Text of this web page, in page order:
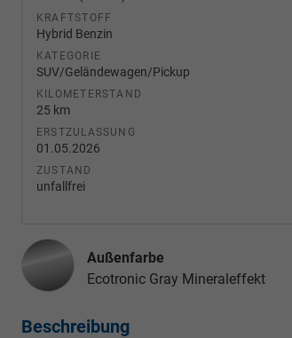
KRAFTSTOFF
Hybrid Benzin
KATEGORIE
SUV/Geländewagen/Pickup
KILOMETERSTAND
25 km
ERSTZULASSUNG
01.05.2026
ZUSTAND
unfallfrei
Außenfarbe
Ecotronic Gray Mineraleffekt
Beschreibung